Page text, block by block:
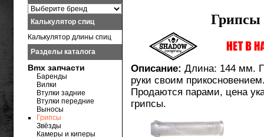
Грипсы
Описание: Длина: 144 мм.
руки своим
Продаются парами, цена
грипсы.
Калькулятор спиц
Калькулятор длины спиц
Разделы каталога
Bmx запчасти
Баренды
Вилки
Втулки задние
Втулки передние
Выносы
Грипсы
Звёзды
Камеры и киперы